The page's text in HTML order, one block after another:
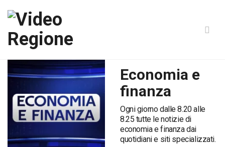
Economia e
finanza
Ogni giorno dalle 8.20 alle
8.25 tutte le notizie di
economia e finanza dai
quotidiani e siti specializzati.